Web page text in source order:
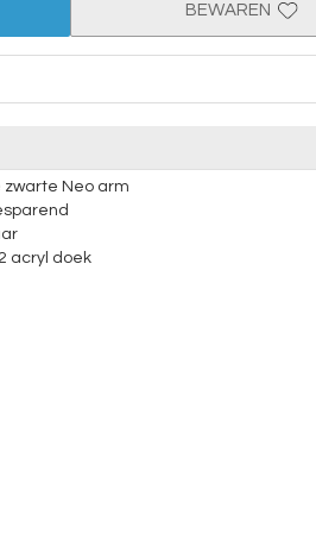
BEWAREN
zwarte Neo arm
acryl doek